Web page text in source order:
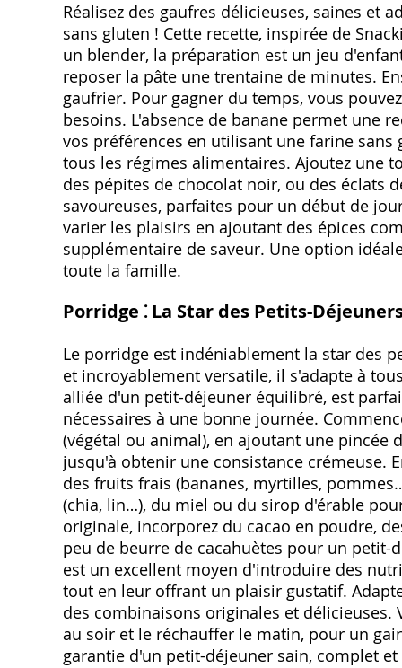
Réalisez des gaufres délicieuses, saines et
sans gluten ! Cette recette, inspirée de
un blender, la préparation est un jeu
reposer la pâte une trentaine de minutes.
gaufrier. Pour gagner du temps, vous
besoins. L'absence de banane permet une
vos préférences en utilisant une farine
tous les régimes alimentaires. Ajoutez une
des pépites de chocolat noir, ou des éclats
savoureuses, parfaites pour un début de
varier les plaisirs en ajoutant des épices
supplémentaire de saveur. Une option
toute la famille.
Porridge ⁚ La Star des Petits-
Le porridge est indéniablement la star des
et incroyablement versatile, il s'adapte à
alliée d'un petit-déjeuner équilibré, est
nécessaires à une bonne journée.
(végétal ou animal), en ajoutant une pincée
jusqu'à obtenir une consistance crémeuse.
des fruits frais (bananes, myrtilles,
(chia, lin…), du miel ou du sirop d'érable
originale, incorporez du cacao en poudre,
peu de beurre de cacahuètes pour un
est un excellent moyen d'introduire des
tout en leur offrant un plaisir gustatif.
des combinaisons originales et
au soir et le réchauffer le matin, pour un
garantie d'un petit-déjeuner sain, complet et